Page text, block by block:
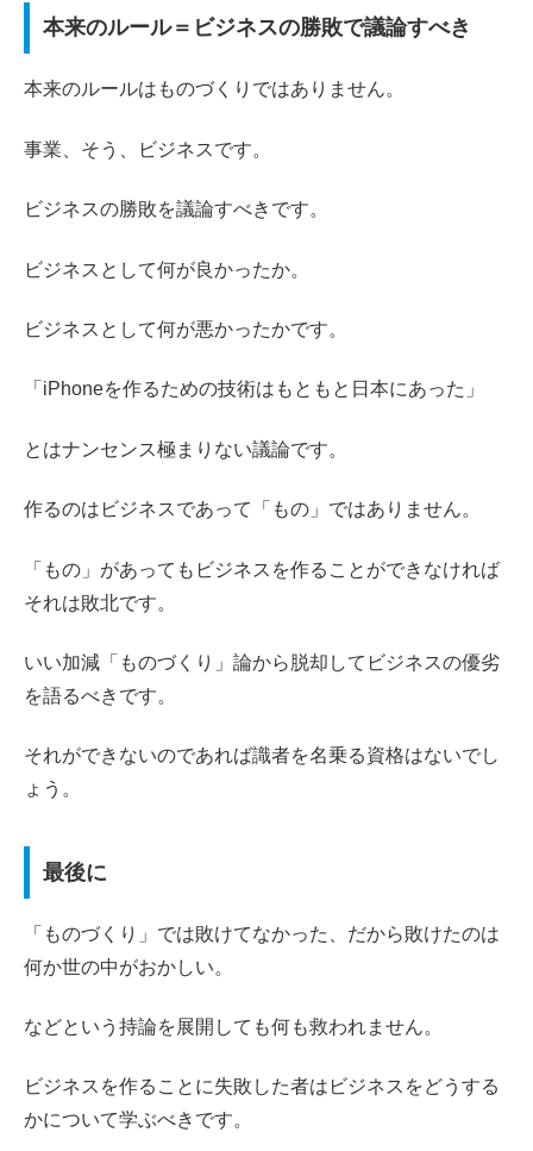
本来のルール＝ビジネスの勝敗で議論すべき
本来のルールはものづくりではありません。
事業、そう、ビジネスです。
ビジネスの勝敗を議論すべきです。
ビジネスとして何が良かったか。
ビジネスとして何が悪かったかです。
「iPhoneを作るための技術はもともと日本にあった」
とはナンセンス極まりない議論です。
作るのはビジネスであって「もの」ではありません。
「もの」があってもビジネスを作ることができなければ
それは敗北です。
いい加減「ものづくり」論から脱却してビジネスの優劣
を語るべきです。
それができないのであれば識者を名乗る資格はないでし
ょう。
最後に
「ものづくり」では敗けてなかった、だから敗けたのは
何か世の中がおかしい。
などという持論を展開しても何も救われません。
ビジネスを作ることに失敗した者はビジネスをどうする
かについて学ぶべきです。